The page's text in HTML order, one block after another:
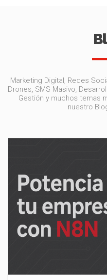
Marketing Digital, Redes
Drones, SMS Masivo,
Gestión y muchos temas
nuestro